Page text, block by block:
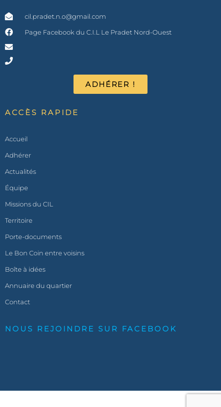
cil.pradet.n.o@gmail.com
Page Facebook du C.I.L Le Pradet Nord-Ouest
ADHÉRER !
ACCÈS RAPIDE
Accueil
Adhérer
Actualités
Équipe
Missions du CIL
Territoire
Porte-documents
Le Bon Coin entre voisins
Boîte à idées
Annuaire du quartier
Contact
NOUS REJOINDRE SUR FACEBOOK